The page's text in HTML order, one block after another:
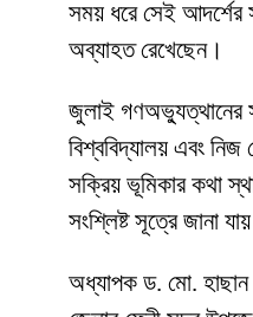
সময় ধরে সেই আদর্শের
অব্যাহত রেখেছেন।
জুলাই গণঅভ্যুত্থানের
বিশ্ববিদ্যালয় এবং নিজ
সক্রিয় ভূমিকার কথা
সংশ্লিষ্ট সূত্রে জানা
অধ্যাপক ড. মো. হাছান